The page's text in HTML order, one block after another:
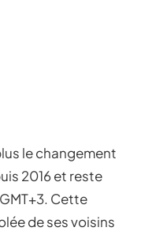
le changement
2016 et reste
Cette
de ses voisins